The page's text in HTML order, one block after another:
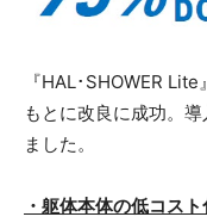
『HAL･SHOWER
もとに改良に成功。
ました。
・躯体本体の低コスト